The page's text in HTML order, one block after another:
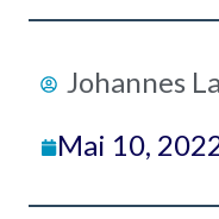
Johannes
Mai 10,